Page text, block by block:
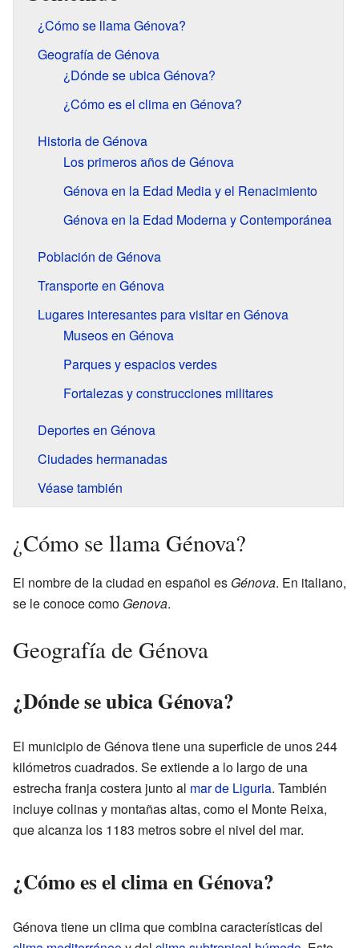
¿Cómo se llama Génova?
Geografía de Génova
¿Dónde se ubica Génova?
¿Cómo es el clima en Génova?
Historia de Génova
Los primeros años de Génova
Génova en la Edad Media y el Renacimiento
Génova en la Edad Moderna y Contemporánea
Población de Génova
Transporte en Génova
Lugares interesantes para visitar en Génova
Museos en Génova
Parques y espacios verdes
Fortalezas y construcciones militares
Deportes en Génova
Ciudades hermanadas
Véase también
¿Cómo se llama Génova?
El nombre de la ciudad en español es Génova. En italiano,
se le conoce como Genova.
Geografía de Génova
¿Dónde se ubica Génova?
El municipio de Génova tiene una superficie de unos 244
kilómetros cuadrados. Se extiende a lo largo de una
estrecha franja costera junto al mar de Liguria. También
incluye colinas y montañas altas, como el Monte Reixa,
que alcanza los 1183 metros sobre el nivel del mar.
¿Cómo es el clima en Génova?
Génova tiene un clima que combina características del